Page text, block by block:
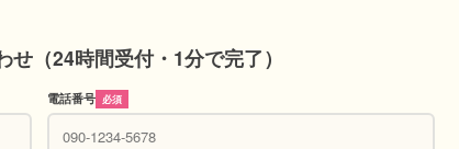
（24時間受付・1分で完了）
電話番号 必須